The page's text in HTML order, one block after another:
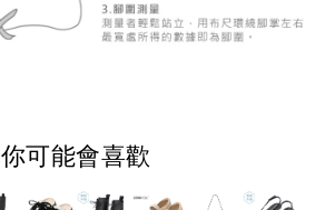
你可能會喜歡